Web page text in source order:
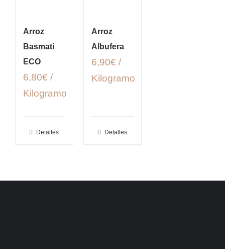
Arroz
Basmati
ECO
6,80€ /
Kilogramo
Detalles
Arroz
Albufera
6,90€ /
Kilogramo
Detalles